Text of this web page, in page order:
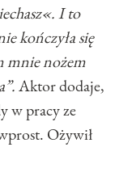
I to
kończyła się
mnie nożem
Aktor dodaje,
w pracy ze
Ożywił